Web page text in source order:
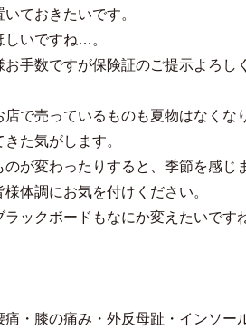
ておきたいです。
しいですね…。
手数ですが保険証のご提示よろし
で売っているものも夏物はなくな
た気がします。
が変わったりすると、季節を感じ
体調にお気を付けください。
ックボードもなにか変えたいです
・膝の痛み・外反母趾・インソー